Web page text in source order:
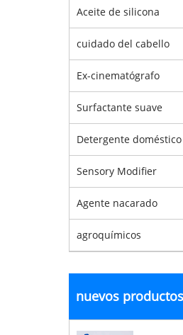
Aceite de silicona
cuidado del cabello
Ex-cinematógrafo
Surfactante suave
Detergente doméstico
Sensory Modifier
Agente nacarado
agroquímicos
nuevos productos